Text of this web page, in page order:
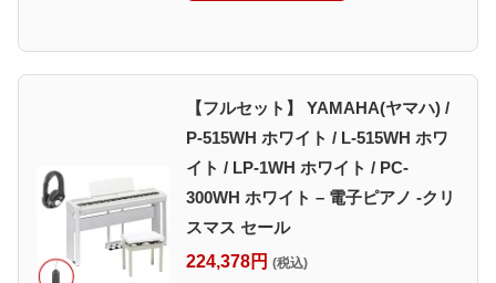
【フルセット】 YAMAHA(ヤマハ) /
P-515WH ホワイト / L-515WH ホワ
イト / LP-1WH ホワイト / PC-
300WH ホワイト – 電子ピアノ -クリ
スマス セール
224,378円 (税込)